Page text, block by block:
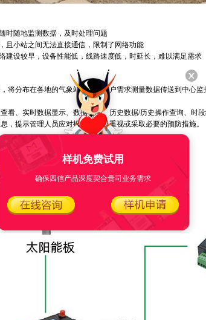
随地监测数据，及时处理问题
小站之间无法直接通信，限制了网络功能
设较早，设备性能低，线路速度低，时延长，难以满足需求
分布在各地的气象站收集的客户需求测量数据传送到中心
、实时数据显示、数据召测、历史数据/历史操作查询、时
，提示管理人员应对报警点予以重视或采取必要的预防措施。
样机免费试用
确保四信产品深度契合贵司业务需求